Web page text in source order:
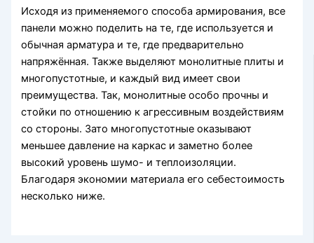
Исходя из применяемого способа армирования, все
панели можно поделить на те, где используется и
обычная арматура и те, где предварительно
напряжённая. Также выделяют монолитные плиты и
многопустотные, и каждый вид имеет свои
преимущества. Так, монолитные особо прочны и
стойки по отношению к агрессивным воздействиям
со стороны. Зато многопустотные оказывают
меньшее давление на каркас и заметно более
высокий уровень шумо- и теплоизоляции.
Благодаря экономии материала его себестоимость
несколько ниже.